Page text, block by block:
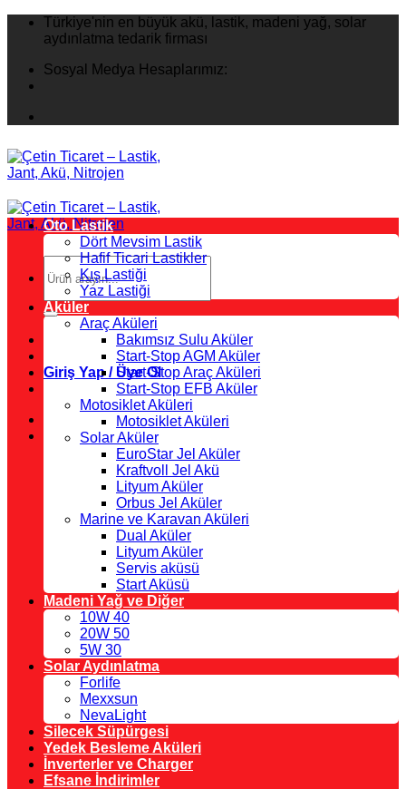
İçeriğeTürkiye'nin en büyük akü, lastik, madeni yağ, solar
aydınlatma tedarik firması
Sosyal Medya Hesaplarımız:
Ara:
Giriş Yap / Üye Ol
Oto Lastik
Dört Mevsim Lastik
Hafif Ticari Lastikler
Kış Lastiği
Yaz Lastiği
Aküler
Araç Aküleri
Bakımsız Sulu Aküler
Start-Stop AGM Aküler
Start-Stop Araç Aküleri
Start-Stop EFB Aküler
Motosiklet Aküleri
Motosiklet Aküleri
Solar Aküler
EuroStar Jel Aküler
Kraftvoll Jel Akü
Lityum Aküler
Orbus Jel Aküler
Marine ve Karavan Aküleri
Dual Aküler
Lityum Aküler
Servis aküsü
Start Aküsü
Madeni Yağ ve Diğer
10W 40
20W 50
5W 30
Solar Aydınlatma
Forlife
Mexxsun
NevaLight
Silecek Süpürgesi
Yedek Besleme Aküleri
İnverterler ve Charger
Efsane İndirimler